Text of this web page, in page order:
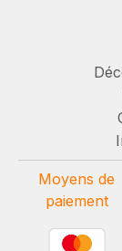
Moyens de
paiement